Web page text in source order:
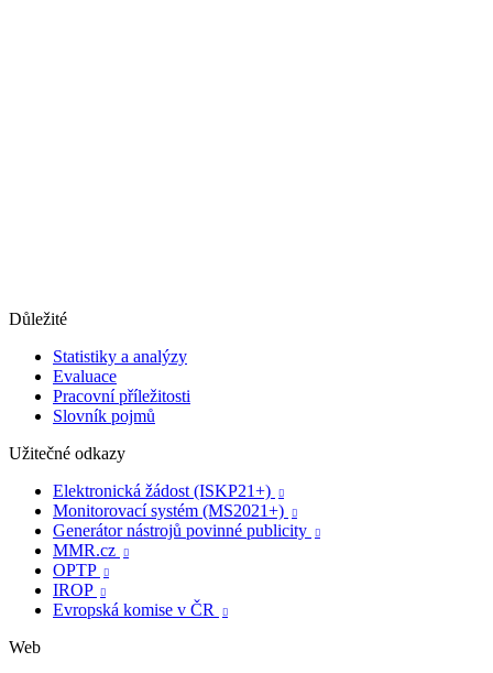
Důležité
Statistiky a analýzy
Evaluace
Pracovní příležitosti
Slovník pojmů
Užitečné odkazy
Elektronická žádost (ISKP21+)

Monitorovací systém (MS2021+) 
Generátor nástrojů povinné publicity 
MMR.cz 
OPTP 
IROP 
Evropská komise v ČR 
Web